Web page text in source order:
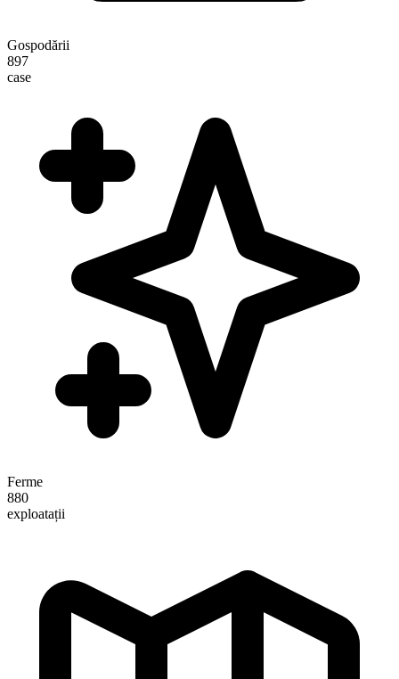
Gospodării
897
case
Ferme
880
exploatații